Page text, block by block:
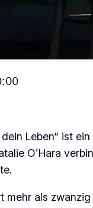
dein Leben“ ist
O’Hara
mehr als